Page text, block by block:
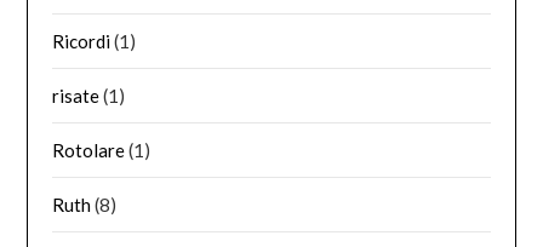
Ricordi(1)
risate(1)
Rotolare(1)
Ruth(8)